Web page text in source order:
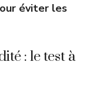
éviter les
: le test à